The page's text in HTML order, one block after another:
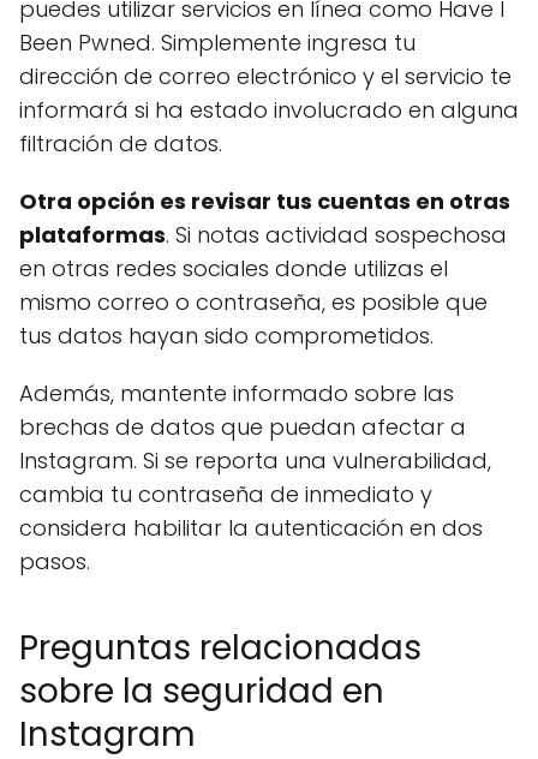
puedes utilizar servicios en línea como Have I
Been Pwned. Simplemente ingresa tu
dirección de correo electrónico y el servicio te
informará si ha estado involucrado en alguna
filtración de datos.
Otra opción es revisar tus cuentas en otras
plataformas. Si notas actividad sospechosa
en otras redes sociales donde utilizas el
mismo correo o contraseña, es posible que
tus datos hayan sido comprometidos.
Además, mantente informado sobre las
brechas de datos que puedan afectar a
Instagram. Si se reporta una vulnerabilidad,
cambia tu contraseña de inmediato y
considera habilitar la autenticación en dos
pasos.
Preguntas relacionadas
sobre la seguridad en
Instagram